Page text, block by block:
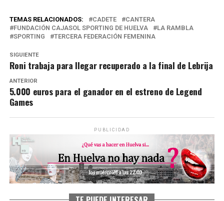
TEMAS RELACIONADOS: CADETE
CANTERA
FUNDACIÓN CAJASOL SPORTING DE HUELVA
LA RAMBLA
SPORTING
TERCERA FEDERACIÓN FEMENINA
SIGUIENTE
Roni trabaja para llegar recuperado a la final de Lebrija
ANTERIOR
5.000 euros para el ganador en el estreno de Legend
Games
PUBLICIDAD